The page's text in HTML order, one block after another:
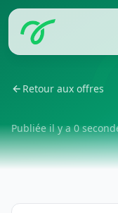
Retour aux offres
Publiée il y a 0